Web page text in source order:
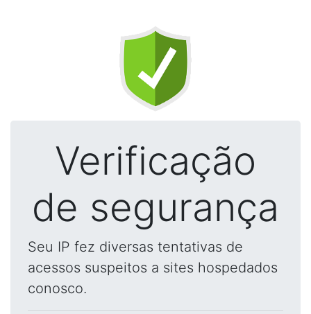
Verificação
de segurança
Seu IP fez diversas tentativas de
acessos suspeitos a sites hospedados
conosco.